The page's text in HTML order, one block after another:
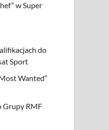
w Super
do
Sport
Wanted”
Grupy RMF